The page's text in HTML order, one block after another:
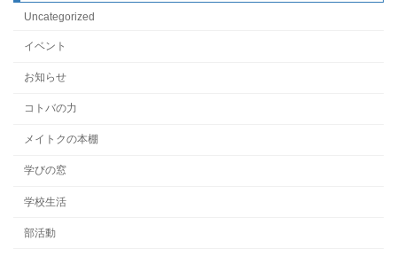
Uncategorized
イベント
お知らせ
コトバの力
メイトクの本棚
学びの窓
学校生活
部活動